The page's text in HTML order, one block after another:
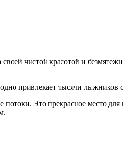
своей чистой красотой и
привлекает тысячи лыжников
Это прекрасное место для